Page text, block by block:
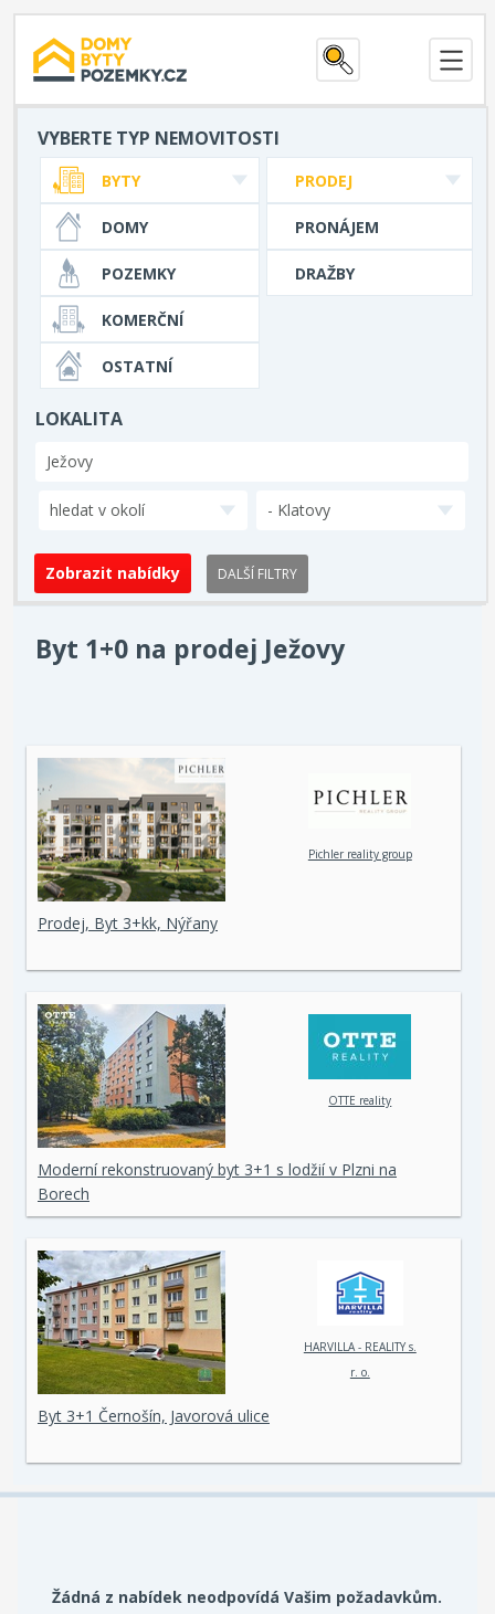
VYBERTE TYP NEMOVITOSTI
PRODEJ
PRONÁJEM
DRAŽBY
BYTY
DOMY
POZEMKY
KOMERČNÍ
OSTATNÍ
LOKALITA
hledat v okolí - Klatovy
DALŠÍ FILTRY
Byt 1+0 na prodej Ježovy
Pichler reality group
Prodej, Byt 3+kk, Nýřany
OTTE reality
Moderní rekonstruovaný byt 3+1 s lodžií v Plzni na
Borech
HARVILLA - REALITY s.
r. o.
Byt 3+1 Černošín, Javorová ulice
Žádná z nabídek neodpovídá Vašim požadavkům.